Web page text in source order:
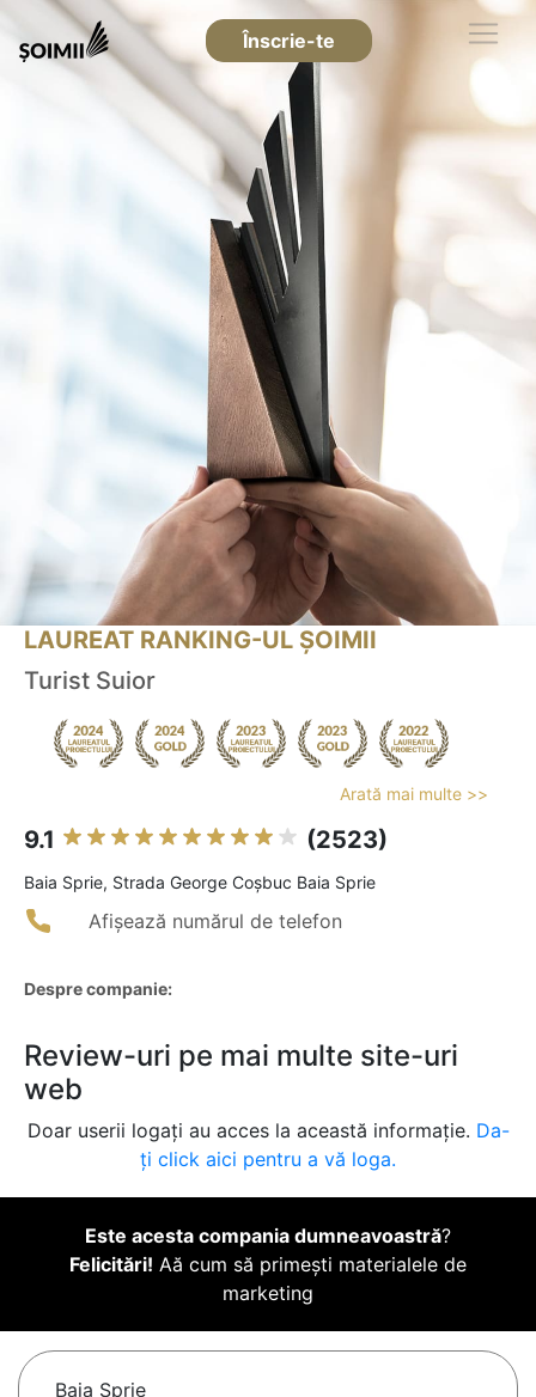
Înscrie-te
LAUREAT RANKING-UL ȘOIMII
Turist Suior
Arată mai multe >>
9.1 (2523)
Baia Sprie, Strada George Coșbuc Baia Sprie
Afișează numărul de telefon
Despre companie:
Review-uri pe mai multe site-uri
web
Doar userii logați au acces la această informație. Da-
ți click aici pentru a vă loga.
Este acesta compania dumneavoastră?
Felicitări! Aă cum să primești materialele de
marketing
Baia Sprie